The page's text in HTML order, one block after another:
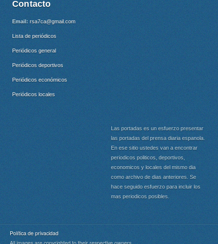
Contacto
Email: rsa7ca@gmail.com
Lista de periódicos
Periódicos general
Periódicos deportivos
Periódicos económicos
Periódicos locales
Las portadas es un esfuerzo presentar
las portadas del prensa diaria espanola.
En ese sitio ustedes van a encontrar
periodicos politicos, deportivos,
economicos y locales del mismo dia
como archivo de dias anteriores. Se
hace seguido esfuerzo para incluir los
mas periodicos posibles.
Política de privacidad